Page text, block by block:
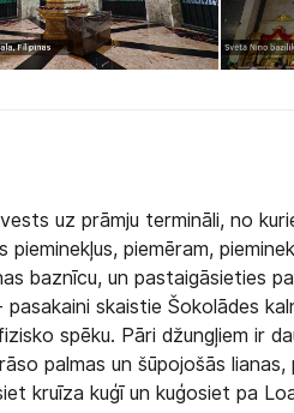
uz prāmju termināli, no
piemēram,
baznīcu, un pastaigāsieties
skaistie Šokolādes
spēku. Pāri džungļiem ir
palmas un šūpojošās
kruīza kuģī un kuģosiet pa